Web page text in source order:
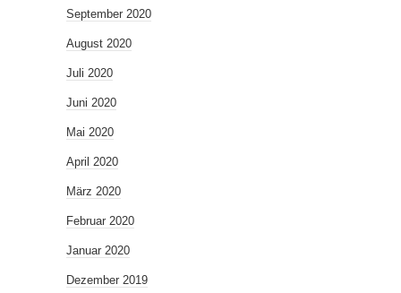
September 2020
August 2020
Juli 2020
Juni 2020
Mai 2020
April 2020
März 2020
Februar 2020
Januar 2020
Dezember 2019